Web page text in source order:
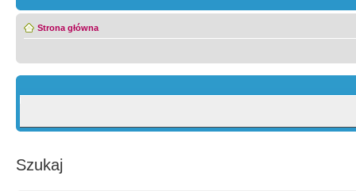
Strona główna
Szukaj